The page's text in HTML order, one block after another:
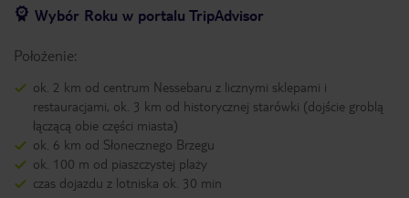
Wybór Roku w portalu TripAdvisor
Położenie:
ok. 2 km od centrum Nessebaru z licznymi sklepami i
restauracjami, ok. 3 km od historycznej starówki (dojście groblą
łączącą obie części miasta)
ok. 6 km od Słonecznego Brzegu
ok. 100 m od piaszczystej plaży
czas dojazdu z lotniska ok. 30 min